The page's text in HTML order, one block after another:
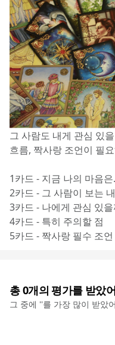
그 사람도 내게 관심 있
흐름, 짝사랑 조언이 필
1카드 - 지금 나의 마음은
2카드 - 그 사람이 보는
3카드 - 나에게 관심 있을
4카드 - 특히 주의할 점
5카드 - 짝사랑 필수 조언
총0개의 평가를 받았
그 중에 ''를 가장 많이 받았